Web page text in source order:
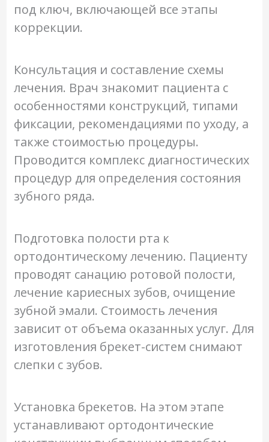
под ключ, включающей все этапы
коррекции.
Консультация и составление схемы
лечения. Врач знакомит пациента с
особенностями конструкций, типами
фиксации, рекомендациями по уходу, а
также стоимостью процедуры.
Проводится комплекс диагностических
процедур для определения состояния
зубного ряда.
Подготовка полости рта к
ортодонтическому лечению. Пациенту
проводят санацию ротовой полости,
лечение кариесных зубов, очищение
зубной эмали. Стоимость лечения
зависит от объема оказанных услуг. Для
изготовления брекет-систем снимают
слепки с зубов.
Установка брекетов. На этом этапе
устанавливают ортодонтические